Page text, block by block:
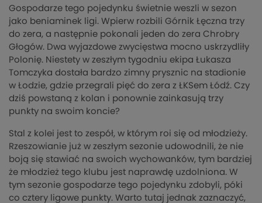
Gospodarze tego pojedynku świetnie weszli w sezon
jako beniaminek ligi. Wpierw rozbili Górnik Łęczna trzy
do zera, a następnie pokonali jeden do zera Chrobry
Głogów. Dwa wyjazdowe zwycięstwa mocno uskrzydliły
Polonię. Niestety w zeszłym tygodniu ekipa Łukasza
Tomczyka dostała bardzo zimny prysznic na stadionie
w Łodzie, gdzie przegrali pięć do zera z ŁKSem Łódź. Czy
dziś powstaną z kolan i ponownie zainkasują trzy
punkty na swoim koncie?
Stal z kolei jest to zespół, w którym roi się od młodzieży.
Rzeszowianie już w zeszłym sezonie udowodnili, że nie
boją się stawiać na swoich wychowanków, tym bardziej
że młodzież tego klubu jest naprawdę uzdolniona. W
tym sezonie gospodarze tego pojedynku zdobyli, póki
co cztery ligowe punkty. Warto tutaj jednak zaznaczyć,